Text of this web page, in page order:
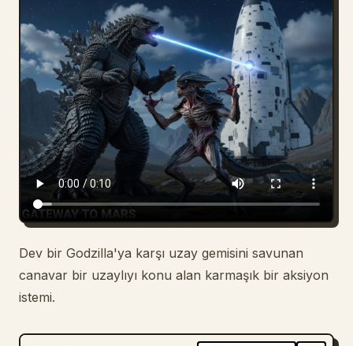
İstemler
Fiyatlandırma
Blog
Güncellemeler
Dev bir Godzilla'ya karşı uzay gemisini savunan
canavar bir uzaylıyı konu alan karmaşık bir aksiyon
istemi.